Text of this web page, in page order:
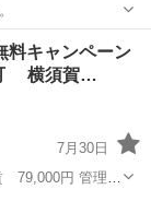
料キャンペーン
横須賀…
7月30日